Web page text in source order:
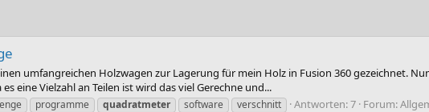
umfangreichen Holzwagen zur Lagerung für mein Holz in Fusion 360 gezeichnet.
eine Vielzahl an Teilen ist wird das viel Gerechne und...
programme quadratmeter software verschnitt Antworten: 7 Forum: